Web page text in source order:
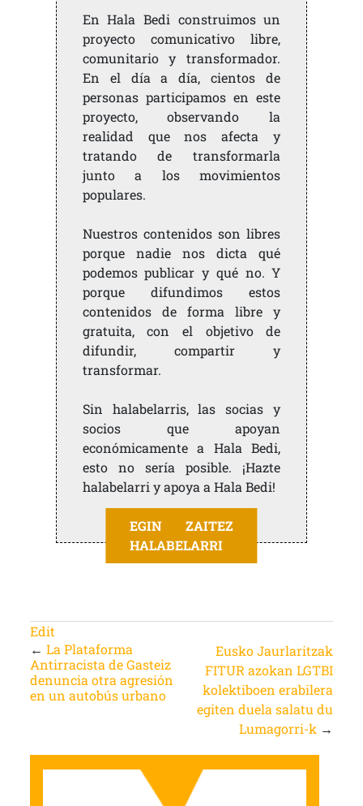
En Hala Bedi construimos un
proyecto comunicativo libre,
comunitario y transformador.
En el día a día, cientos de
personas participamos en este
proyecto, observando la
realidad que nos afecta y
tratando de transformarla
junto a los movimientos
populares.
Nuestros contenidos son libres
porque nadie nos dicta qué
podemos publicar y qué no. Y
porque difundimos estos
contenidos de forma libre y
gratuita, con el objetivo de
difundir, compartir y
transformar.
Sin halabelarris, las socias y
socios que apoyan
económicamente a Hala Bedi,
esto no sería posible. ¡Hazte
halabelarri y apoya a Hala Bedi!
EGIN ZAITEZ
HALABELARRI
Edit
← La Plataforma
Antirracista de Gasteiz
denuncia otra agresión
en un autobús urbano
Eusko Jaurlaritzak
FITUR azokan LGTBI
kolektiboen erabilera
egiten duela salatu du
Lumagorri-k →